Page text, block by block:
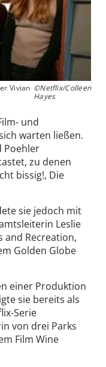
Vivian ©Netflix/Colleen
Hayes
und
warten ließen.
Poehler
zu denen
bissig!, Die
sie jedoch mit
Leslie
and Recreation,
Golden Globe
einer Produktion
sie bereits als
Serie
von drei Parks
Film Wine